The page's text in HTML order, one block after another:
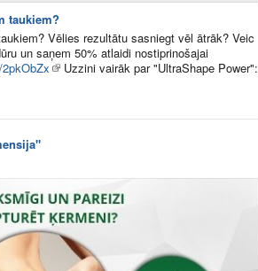
taukiem?
Vēlies rezultātu sasniegt vēl ātrāk? Veic
un saņem 50% atlaidi nostiprinošajai
Uzzini vairāk par "UltraShape Power":